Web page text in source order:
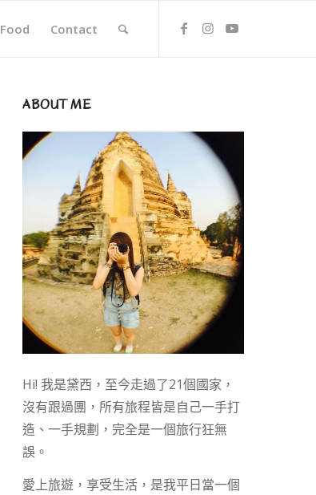
Food Contact
ABOUT ME
Hi! 我是黛西，至今走過了21個國家，
沒有跟過團，所有旅程皆是自己一手打
造、一手規劃，完全是一個旅行狂無
誤。
愛上旅遊，享受生活，是我平日當一個